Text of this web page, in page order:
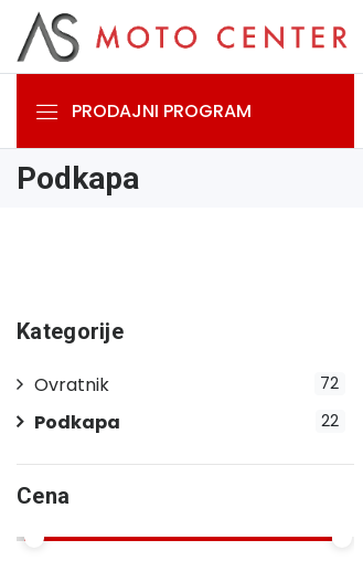
PRODAJNI PROGRAM
Podkapa
Kategorije
72
Ovratnik
22
Podkapa
Cena